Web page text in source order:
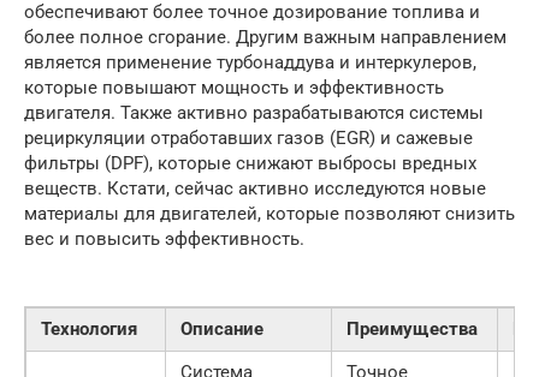
обеспечивают более точное дозирование топлива и
более полное сгорание. Другим важным направлением
является применение турбонаддува и интеркулеров,
которые повышают мощность и эффективность
двигателя. Также активно разрабатываются системы
рециркуляции отработавших газов (EGR) и сажевые
фильтры (DPF), которые снижают выбросы вредных
веществ. Кстати, сейчас активно исследуются новые
материалы для двигателей, которые позволяют снизить
вес и повысить эффективность.
Технология Описание Преимущества
Система
Точное